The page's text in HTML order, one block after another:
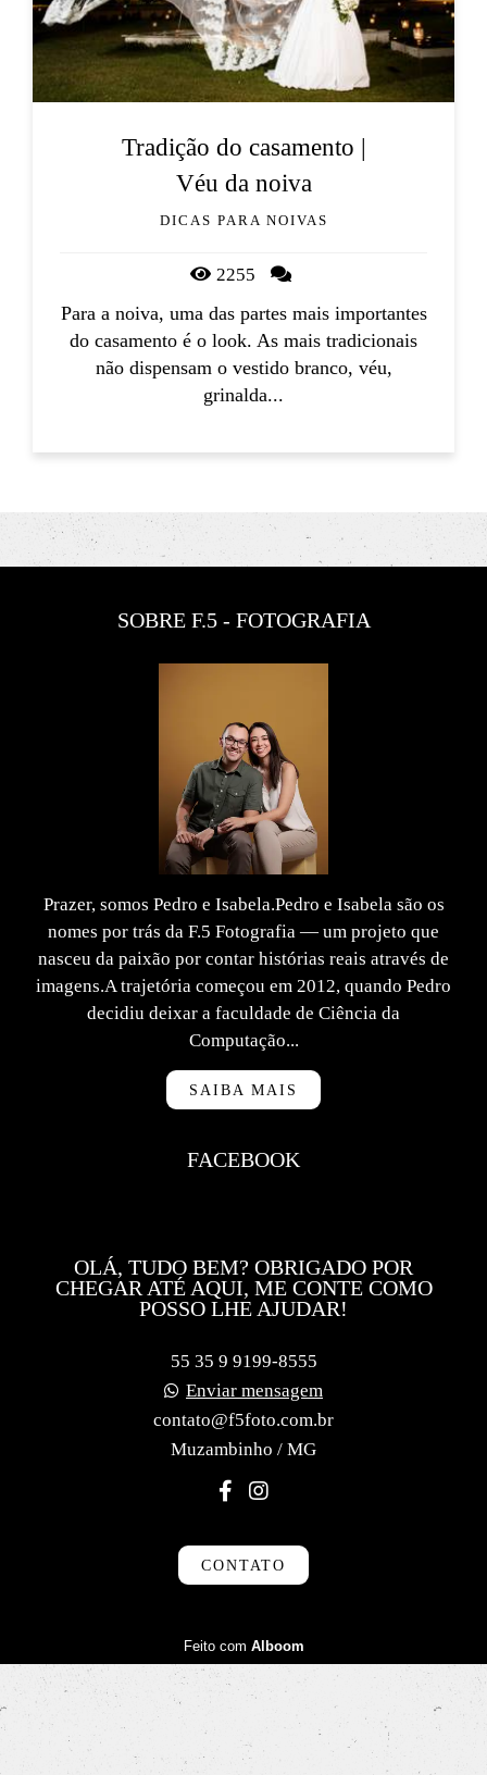
Tradição do casamento |
Véu da noiva
DICAS PARA NOIVAS
2255
Para a noiva, uma das partes mais importantes
do casamento é o look. As mais tradicionais
não dispensam o vestido branco, véu,
grinalda...
SOBRE F.5 - FOTOGRAFIA
Prazer, somos Pedro e Isabela.Pedro e Isabela são os
nomes por trás da F.5 Fotografia — um projeto que
nasceu da paixão por contar histórias reais através de
imagens.A trajetória começou em 2012, quando Pedro
decidiu deixar a faculdade de Ciência da
Computação...
SAIBA MAIS
FACEBOOK
OLÁ, TUDO BEM? OBRIGADO POR
CHEGAR ATÉ AQUI, ME CONTE COMO
POSSO LHE AJUDAR!
55 35 9 9199-8555
Enviar mensagem
contato@f5foto.com.br
Muzambinho / MG
CONTATO
Feito com Alboom